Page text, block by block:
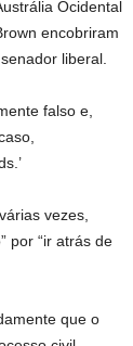
Ocidental
encobriram
liberal.
falso e,
vezes,
por “ir atrás de
que o